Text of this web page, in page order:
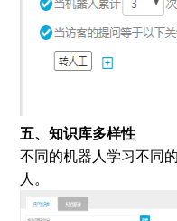
五、知识库多样性
不同的机器人学习不同
人。